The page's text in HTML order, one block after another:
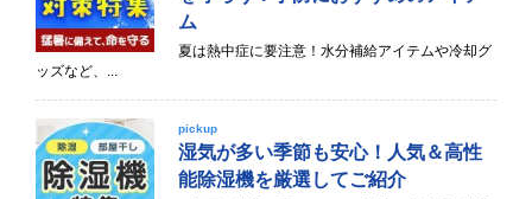
ム
夏は熱中症に要注意！水分補給アイテムや冷却グ
ッズなど、...
pickup
湿気が多い季節も安心！人気＆高性
能除湿機を厳選してご紹介